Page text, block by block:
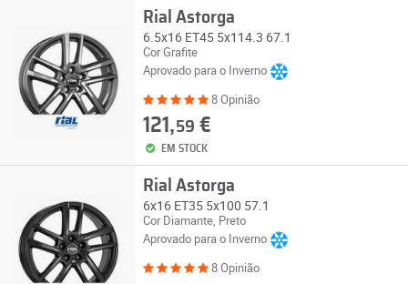
Rial Astorga
6.5x16 ET45 5x114.3 67.1
Cor Grafite
Aprovado para o Inverno
8 Opinião
121,59 €
EM STOCK
Rial Astorga
6x16 ET35 5x100 57.1
Cor Diamante, Preto
Aprovado para o Inverno
8 Opinião